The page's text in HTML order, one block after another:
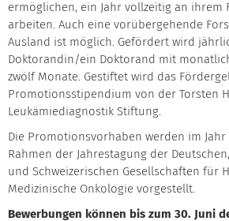
ermöglichen, ein Jahr vollzeitig an ihrem
arbeiten. Auch eine vorübergehende
Ausland ist möglich. Gefördert wird
Doktorandin/ein Doktorand mit
zwölf Monate. Gestiftet wird das
Promotionsstipendium von der Torsten
Leukämiediagnostik Stiftung.
Die Promotionsvorhaben werden im
Rahmen der Jahrestagung der
und Schweizerischen Gesellschaften für
Medizinische Onkologie vorgestellt.
Bewerbungen können bis zum 30. Juni